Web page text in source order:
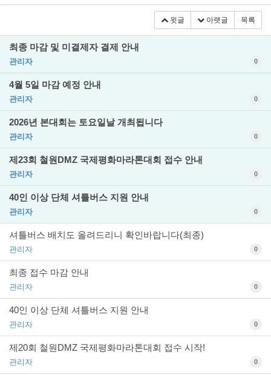
윗글 아랫글 목록
최종 마감 및 미결제자 결제 안내
관리자 0
4월 5일 마감 예정 안내
관리자 0
2026년 본대회는 토요일날 개최됩니다
관리자 0
제23회 철원DMZ 국제평화마라톤대회 접수 안내
관리자 0
40인 이상 단체 셔틀버스 지원 안내
관리자 0
셔틀버스 배치도 올려드리니 확인바랍니다(최종)
관리자 0
최종 접수 마감 안내
관리자 0
40인 이상 단체 셔틀버스 지원 안내
관리자 0
제20회 철원DMZ 국제평화마라톤대회 접수 시작!
관리자 0